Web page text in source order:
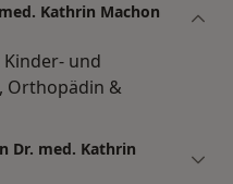
Kathrin Machon
und
Orthopädin &
Dr. med. Kathrin